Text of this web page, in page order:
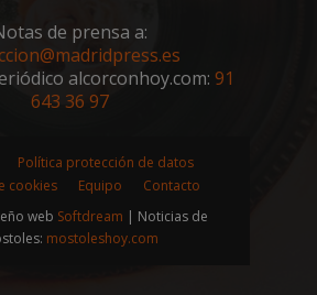
de prensa a:
alcorconhoy.com: 91
643 36 97
Política protección de datos
cookies
Equipo
Contacto
web Softdream | Noticias de
mostoleshoy.com
.youtube.com